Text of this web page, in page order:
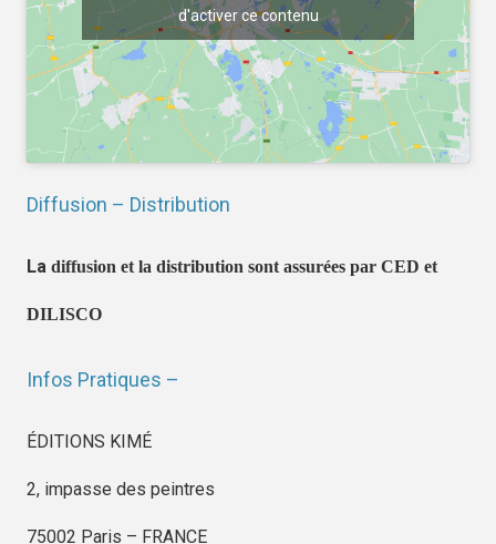
d'activer ce contenu
Diffusion – Distribution
La diffusion et la distribution sont assurées par CED et
DILISCO
Infos Pratiques –
ÉDITIONS KIMÉ
2, impasse des peintres
75002 Paris – FRANCE